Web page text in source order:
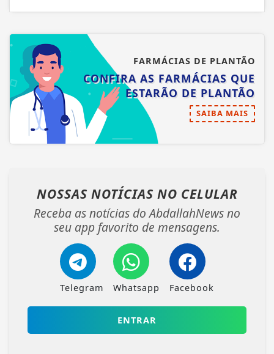
FARMÁCIAS DE PLANTÃO
CONFIRA AS FARMÁCIAS QUE
ESTARÃO DE PLANTÃO
SAIBA MAIS
NOSSAS NOTÍCIAS NO CELULAR
Receba as notícias do AbdallahNews no
seu app favorito de mensagens.
Telegram Whatsapp Facebook
ENTRAR